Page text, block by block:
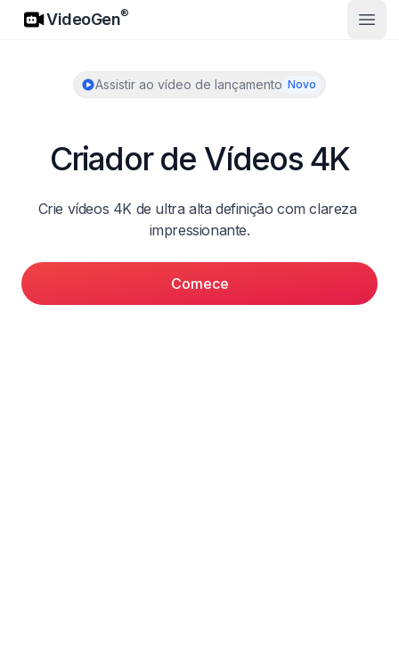
VideoGen
VideoGen®
Abrir
Assistir ao vídeo de lançamento Novo
Criador de Vídeos 4K
Crie vídeos 4K de ultra alta definição com clareza
impressionante.
Comece